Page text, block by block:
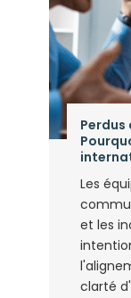
Les
et les
clarté